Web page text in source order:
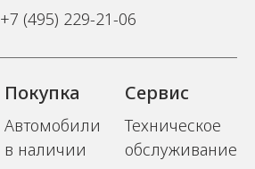
+7 (495) 229-21-06
Покупка
Автомобили
в наличии
Сервис
Техническое
обслуживание